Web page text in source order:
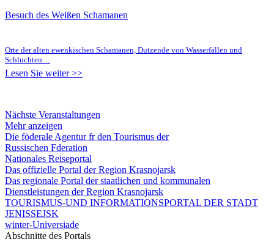
Besuch des Weißen Schamanen
Orte der alten ewenkischen Schamanen, Dutzende von Wasserfällen und
Schluchten…
Lesen Sie weiter >>
Nächste Veranstaltungen
Mehr anzeigen
Die föderale Agentur fr den Tourismus der
Russischen Fderation
Nationales Reiseportal
Das offizielle Portal der Region Krasnojarsk
Das regionale Portal der staatlichen und kommunalen
Dienstleistungen der Region Krasnojarsk
TOURISMUS-UND INFORMATIONSPORTAL DER STADT
JENISSEJSK
winter-Universiade
Abschnitte des Portals